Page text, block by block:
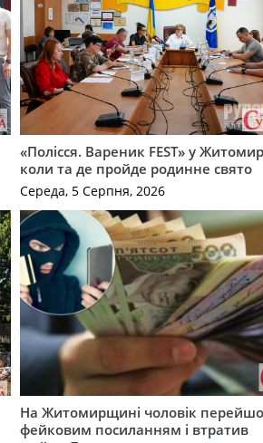
«Полісся. Вареник FEST» у
коли та де пройде родинне свято
Середа, 5 Серпня, 2026
На Житомирщині чоловік
фейковим посиланням і втратив